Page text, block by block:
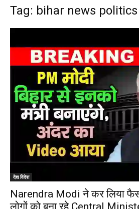
Tag: bihar news politics
देश विदेश
Narendra Modi ने कर लिया
लोगों को बना रहे Central